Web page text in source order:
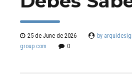
25 de June de 2026
by
group.com
0